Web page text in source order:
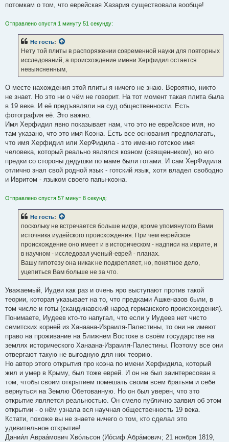
потомкам о том, что еврейская Хазария существовала вообще!
Отправлено спустя 1 минуту 51 секунду:
Не гость:
Нету той плиты в распоряжении современной науки для повторных
исследований, а происхождение имени Херфидил остается
невыясненным,
О месте нахождения этой плиты я ничего не знаю. Вероятно, никто
не знает. Но это ни о чём не говорит. На тот момент такая плита была
в 19 веке. И её предъявляли на суд общественности. Есть
фотография её. Это важно.
Имя Херфидил явно показывает нам, что это не еврейское имя, но
там указано, что это имя Коэна. Есть все основания предполагать,
что имя Херфидил или ХерФидила - это именно готское имя
человека, который реально являлся коэном (священником), но его
предки со стороны дедушки по маме были готами. И сам ХерФидила
отлично знал свой родной язык - готский язык, хотя владел свободно
и Ивритом - языком своего папы-коэна.
Отправлено спустя 57 минут 8 секунд:
Не гость:
поскольку не встречается больше нигде, кроме упомянутого Вами
источника иудейского происхождения. При чем еврейское
происхождение оно имеет и в историческом - надписи на иврите, и
в научном - исследовал ученый-еврей - планах.
Вашу гипотезу она никак не подкрепляет, но, понятное дело,
уцепиться Вам больше не за что.
Уважаемый, Иудеи как раз и очень яро выступают против такой
теории, которая указывает на то, что предками Ашкеназов были, в
том числе и готы (скандинавский народ германского происхождения).
Понимаете, Иудеев кто-то напугал, что если у Иудеев нет чисто
семитских корней из Ханаана-Израиля-Палестины, то они не имеют
право на проживание на Ближнем Востоке в своём государстве на
землях исторического Ханаана-Израиля-Палестины. Поэтому все они
отвергают такую не выгодную для них теорию.
Но автор этого открытия про коэна по имени Херфидила, который
жил и умер в Крыму, был тоже еврей. И он не был заинтересован в
том, чтобы своим открытием помешать своим всем братьям и себе
вернуться на Землю Обетованную. Но он был уверен, что это
открытие является реальностью. Он смело публично заявил об этом
открытии - о нём узнала вся научная общественность 19 века.
Кстати, похоже вы не знаете ничего о том, кто сделал это
удивительное открытие!
Дании́л Авраа́мович Хво́льсон (Ио́сиф Абра́мович; 21 ноября 1819,